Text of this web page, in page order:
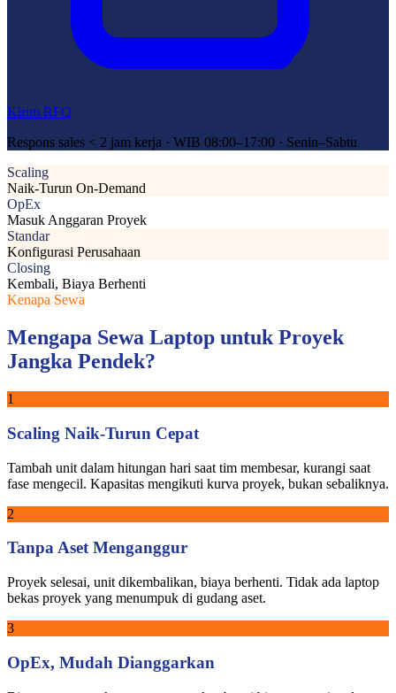
Kirim RFQ
Respons sales < 2 jam kerja · WIB 08:00–17:00 · Senin–Sabtu
Scaling
Naik-Turun On-Demand
OpEx
Masuk Anggaran Proyek
Standar
Konfigurasi Perusahaan
Closing
Kembali, Biaya Berhenti
Kenapa Sewa
Mengapa Sewa Laptop untuk Proyek
Jangka Pendek?
1
Scaling Naik-Turun Cepat
Tambah unit dalam hitungan hari saat tim membesar, kurangi saat
fase mengecil. Kapasitas mengikuti kurva proyek, bukan sebaliknya.
2
Tanpa Aset Menganggur
Proyek selesai, unit dikembalikan, biaya berhenti. Tidak ada laptop
bekas proyek yang menumpuk di gudang aset.
3
OpEx, Mudah Dianggarkan